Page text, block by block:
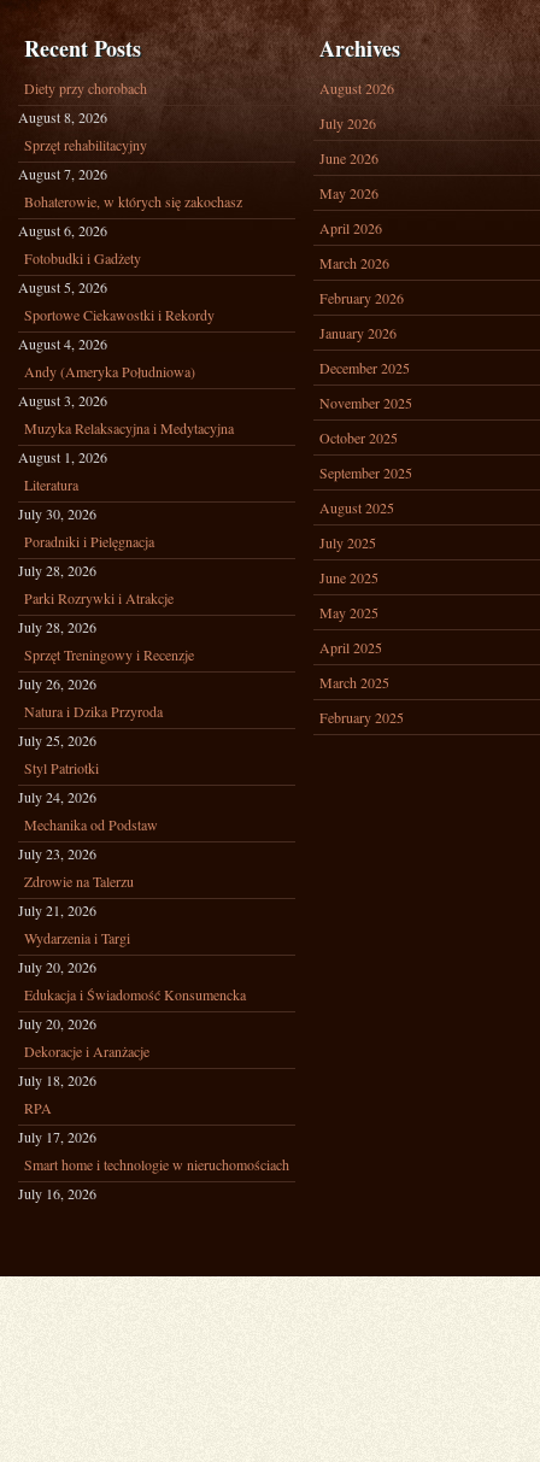
Recent Posts
Diety przy chorobach
August 8, 2026
Sprzęt rehabilitacyjny
August 7, 2026
Bohaterowie, w których się zakochasz
August 6, 2026
Fotobudki i Gadżety
August 5, 2026
Sportowe Ciekawostki i Rekordy
August 4, 2026
Andy (Ameryka Południowa)
August 3, 2026
Muzyka Relaksacyjna i Medytacyjna
August 1, 2026
Literatura
July 30, 2026
Poradniki i Pielęgnacja
July 28, 2026
Parki Rozrywki i Atrakcje
July 28, 2026
Sprzęt Treningowy i Recenzje
July 26, 2026
Natura i Dzika Przyroda
July 25, 2026
Styl Patriotki
July 24, 2026
Mechanika od Podstaw
July 23, 2026
Zdrowie na Talerzu
July 21, 2026
Wydarzenia i Targi
July 20, 2026
Edukacja i Świadomość Konsumencka
July 20, 2026
Dekoracje i Aranżacje
July 18, 2026
RPA
July 17, 2026
Smart home i technologie w nieruchomościach
July 16, 2026
Archives
August 2026
July 2026
June 2026
May 2026
April 2026
March 2026
February 2026
January 2026
December 2025
November 2025
October 2025
September 2025
August 2025
July 2025
June 2025
May 2025
April 2025
March 2025
February 2025